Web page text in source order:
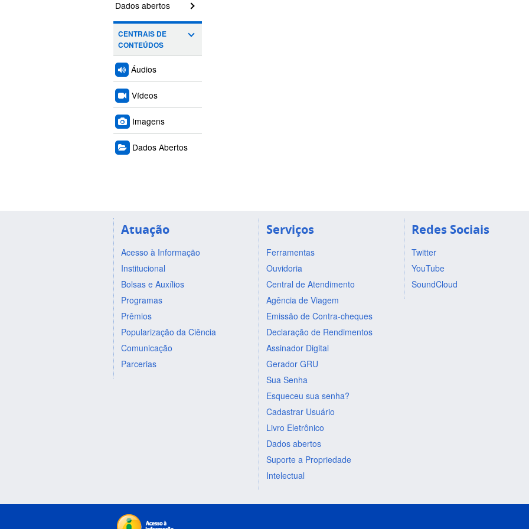
Dados abertos
CENTRAIS DE
CONTEÚDOS
Áudios
Vídeos
Imagens
Dados Abertos
Atuação
Acesso à Informação
Institucional
Bolsas e Auxílios
Programas
Prêmios
Popularização da Ciência
Comunicação
Parcerias
Serviços
Ferramentas
Ouvidoria
Central de Atendimento
Agência de Viagem
Emissão de Contra-cheques
Declaração de Rendimentos
Assinador Digital
Gerador GRU
Sua Senha
Esqueceu sua senha?
Cadastrar Usuário
Livro Eletrônico
Dados abertos
Suporte a Propriedade
Intelectual
Redes Sociais
Twitter
YouTube
SoundCloud